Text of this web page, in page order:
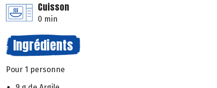
Cuisson
0 min
Ingrédients
Pour 1 personne